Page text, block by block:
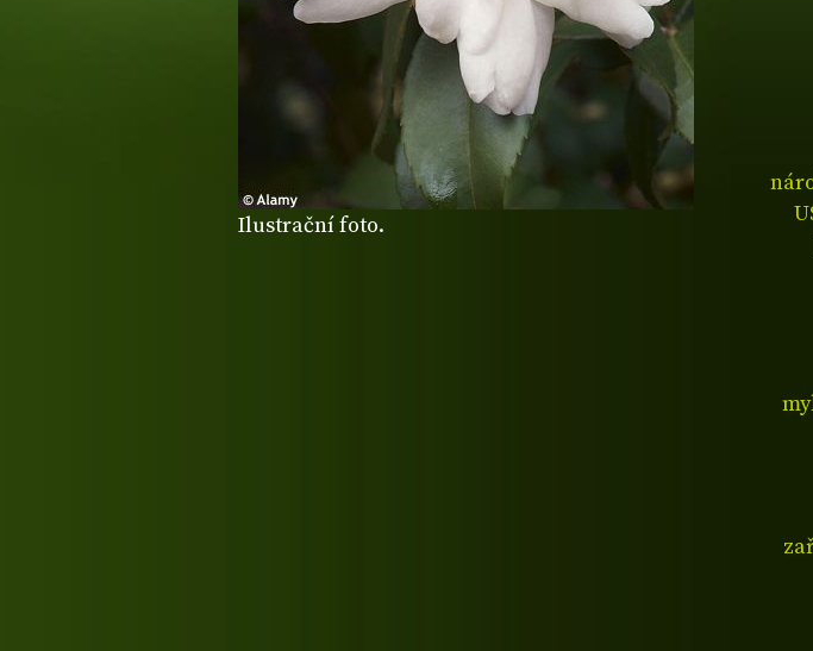
Ilustrační foto.